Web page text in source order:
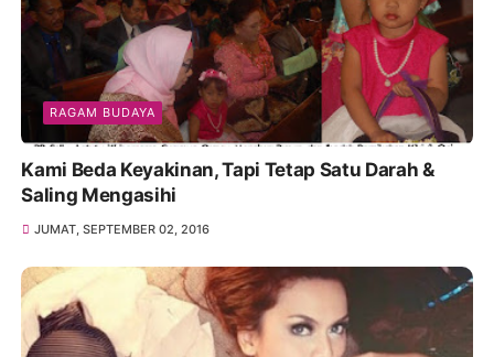
RAGAM BUDAYA
Kami Beda Keyakinan, Tapi Tetap Satu Darah &
Saling Mengasihi
JUMAT, SEPTEMBER 02, 2016